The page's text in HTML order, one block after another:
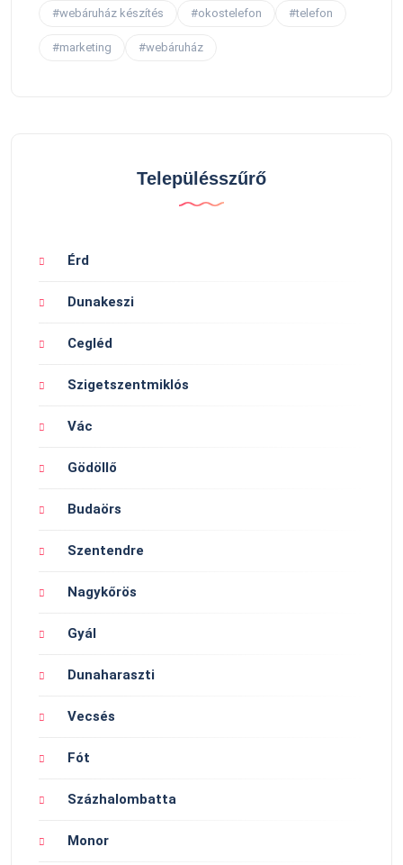
#webáruház készítés #okostelefon #telefon
#marketing #webáruház
Településszűrő
Érd
Dunakeszi
Cegléd
Szigetszentmiklós
Vác
Gödöllő
Budaörs
Szentendre
Nagykőrös
Gyál
Dunaharaszti
Vecsés
Fót
Százhalombatta
Monor